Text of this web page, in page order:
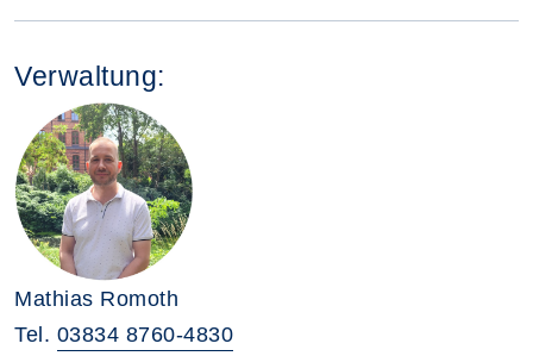
Verwaltung:
Mathias Romoth
Tel. 03834 8760-4830